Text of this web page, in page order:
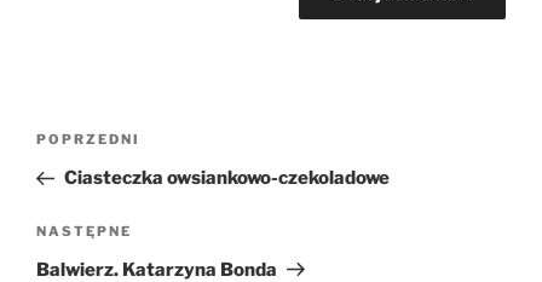
Nawigacja
Poprzedni
wpis
POPRZEDNI
Ciasteczka owsiankowo-czekoladowe
Następny
wpis
NASTĘPNE
Balwierz. Katarzyna Bonda